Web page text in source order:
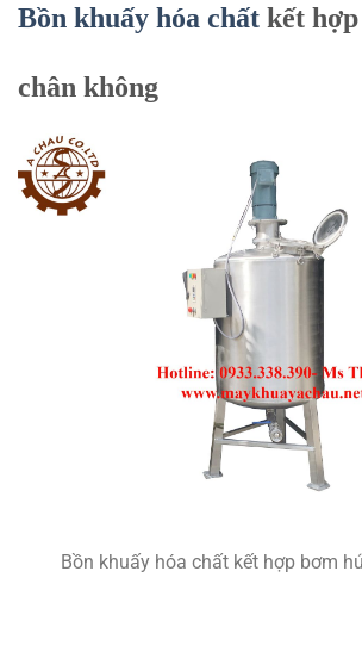
Bồn khuấy hóa chất kết
chân không
Bồn khuấy hóa chất kết hợp bơm